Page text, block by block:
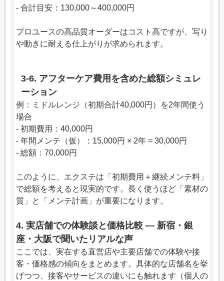
- 合計目安：130,000～400,000円
プロユースの高品質オーダーはコスト高ですが、写り
や動きに耐える仕上がりが求められます。
3-6. アフターケア費用を含めた総額シミュレ
ーション
例：ミドルレンジ（初期合計40,000円）を2年間使う
場合
- 初期費用：40,000円
- 年間メンテ（仮）：15,000円 × 2年 = 30,000円
- 総額：70,000円
このように、エクステは「初期費用＋継続メンテ料」
で総額を考えると現実的です。長く使うほど「素材の
質」と「メンテ計画」が重要になります。
4. 実店舗での体験談と価格比較 — 新宿・銀
座・大阪で聞いたリアルな声
ここでは、実在する直営店や主要店舗での体験や接
客・価格感の傾向をまとめます。具体的な店舗名を挙
げつつ、接客やサービスの違いにも触れます（個人の